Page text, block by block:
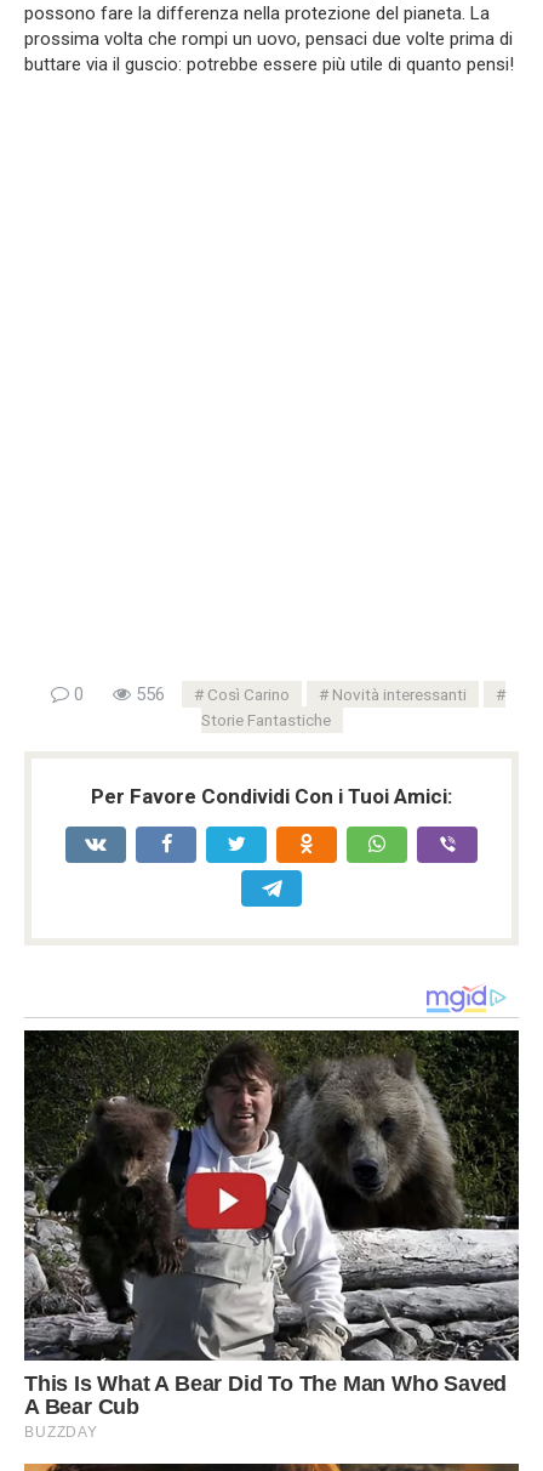
possono fare la differenza nella protezione del pianeta. La
prossima volta che rompi un uovo, pensaci due volte prima di
buttare via il guscio: potrebbe essere più utile di quanto pensi!
0 556 Così Carino
Novità interessanti
Storie Fantastiche
Per Favore Condividi Con i Tuoi Amici: